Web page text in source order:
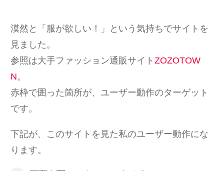
漠然と「服が欲しい！」という気持ちでサイトを
見ました。
参照は大手ファッション通販サイト ZOZOTOW
N。
赤枠で囲った箇所が、ユーザー動作のターゲット
です。
下記が、このサイトを見た私のユーザー動作にな
ります。